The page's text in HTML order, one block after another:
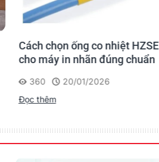
Cách chọn ống co nhiệt HZSE
cho máy in nhãn đúng chuẩn
360
20/01/2026
Đọc thêm